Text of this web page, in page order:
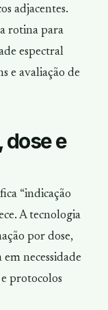
adjacentes.
rotina para
espectral
e avaliação de
dose e
“indicação
A tecnologia
por dose,
em necessidade
protocolos